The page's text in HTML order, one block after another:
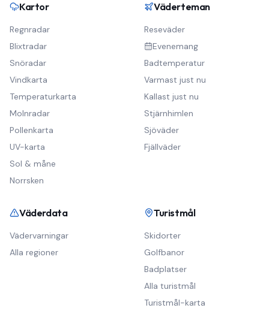
Kartor
Regnradar
Blixtradar
Snöradar
Vindkarta
Temperaturkarta
Molnradar
Pollenkarta
UV-karta
Sol & måne
Norrsken
Väderteman
Reseväder
Evenemang
Badtemperatur
Varmast just nu
Kallast just nu
Stjärnhimlen
Sjöväder
Fjällväder
Väderdata
Vädervarningar
Alla regioner
Turistmål
Skidorter
Golfbanor
Badplatser
Alla turistmål
Turistmål-karta